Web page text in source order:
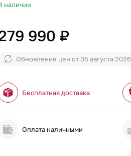
наличии
990 ₽
Обновление цен от 05 августа 2026
Бесплатная доставка
Оплата наличными